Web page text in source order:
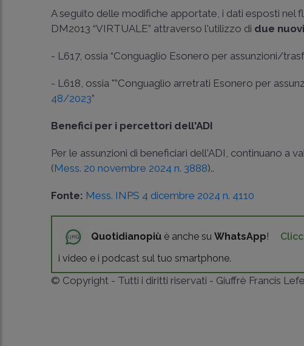
A seguito delle modifiche apportate, i dati esposti nel
DM2013 “VIRTUALE” attraverso l'utilizzo di due
- L617, ossia “Conguaglio Esonero per assunzioni/
- L618, ossia "”Conguaglio arretrati Esonero per
48/2023”
Benefici per i percettori dell'ADI
Per le assunzioni di beneficiari dell'ADI, continuano a
(Mess. 20 novembre 2024 n. 3888)..
Fonte: Mess. INPS 4 dicembre 2024 n. 4110
Quotidianopiù è anche suWhatsApp!
i video e i podcast sul tuo smartphone.
© Copyright - Tutti i diritti riservati - Giuffrè Francis